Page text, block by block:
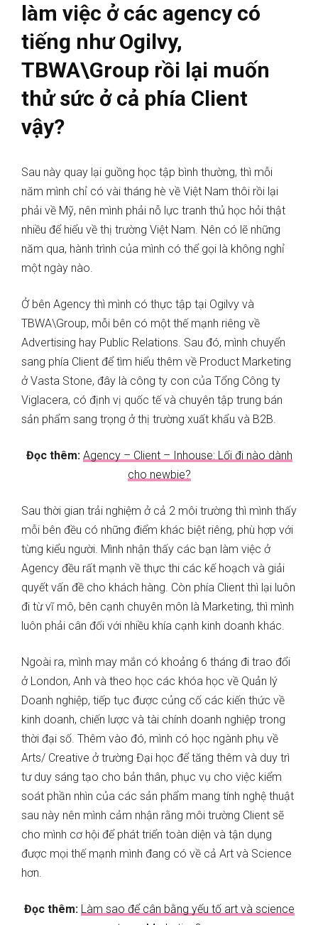
làm việc ở các agency có
tiếng như Ogilvy,
TBWA\Group rồi lại muốn
thử sức ở cả phía Client
vậy?
Sau này quay lại guồng học tập bình thường, thì mỗi
năm mình chỉ có vài tháng hè về Việt Nam thôi rồi lại
phải về Mỹ, nên mình phải nỗ lực tranh thủ học hỏi thật
nhiều để hiểu về thị trường Việt Nam. Nên có lẽ những
năm qua, hành trình của mình có thể gọi là không nghỉ
một ngày nào.
Ở bên Agency thì mình có thực tập tại Ogilvy và
TBWA\Group, mỗi bên có một thế mạnh riêng về
Advertising hay Public Relations. Sau đó, mình chuyển
sang phía Client để tìm hiểu thêm về Product Marketing
ở Vasta Stone, đây là công ty con của Tổng Công ty
Viglacera, có định vị quốc tế và chuyên tập trung bán
sản phẩm sang trọng ở thị trường xuất khẩu và B2B.
Đọc thêm: Agency – Client – Inhouse: Lối đi nào dành
cho newbie?
Sau thời gian trải nghiệm ở cả 2 môi trường thì mình thấy
mỗi bên đều có những điểm khác biệt riêng, phù hợp với
từng kiểu người. Mình nhận thấy các bạn làm việc ở
Agency đều rất mạnh về thực thi các kế hoạch và giải
quyết vấn đề cho khách hàng. Còn phía Client thì lại luôn
đi từ vĩ mô, bên cạnh chuyên môn là Marketing, thì mình
luôn phải cân đối với nhiều khía cạnh kinh doanh khác.
Ngoài ra, mình may mắn có khoảng 6 tháng đi trao đổi
ở London, Anh và theo học các khóa học về Quản lý
Doanh nghiệp, tiếp tục được củng cố các kiến thức về
kinh doanh, chiến lược và tài chính doanh nghiệp trong
thời đại số. Thêm vào đó, mình có học ngành phụ về
Arts/ Creative ở trường Đại học để tăng thêm và duy trì
tư duy sáng tạo cho bản thân, phục vụ cho việc kiểm
soát phần nhìn của các sản phẩm mang tính nghệ thuật
sau này nên mình cảm nhận rằng môi trường Client sẽ
cho mình cơ hội để phát triển toàn diện và tận dụng
được mọi thế mạnh mình đang có về cả Art và Science
hơn.
Đọc thêm: Làm sao để cân bằng yếu tố art và science